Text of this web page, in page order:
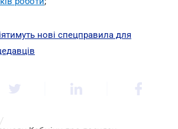
нові спецправила для
/